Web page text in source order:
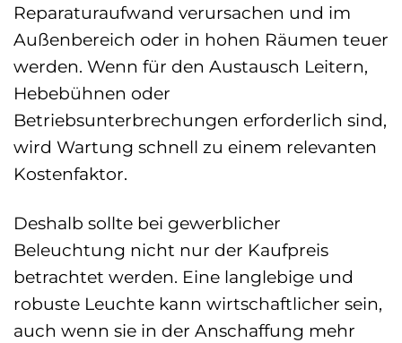
Reparaturaufwand verursachen und im
Außenbereich oder in hohen Räumen teuer
werden. Wenn für den Austausch Leitern,
Hebebühnen oder
Betriebsunterbrechungen erforderlich sind,
wird Wartung schnell zu einem relevanten
Kostenfaktor.
Deshalb sollte bei gewerblicher
Beleuchtung nicht nur der Kaufpreis
betrachtet werden. Eine langlebige und
robuste Leuchte kann wirtschaftlicher sein,
auch wenn sie in der Anschaffung mehr